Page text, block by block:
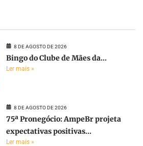
8 DE AGOSTO DE 2026
Bingo do Clube de Mães da...
Ler mais »
8 DE AGOSTO DE 2026
75ª Pronegócio: AmpeBr projeta
expectativas positivas...
Ler mais »